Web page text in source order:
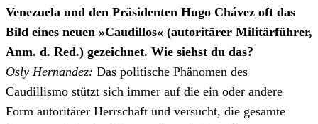
Venezuela und den Präsidenten Hugo Chávez oft das
Bild eines neuen »Caudillos« (autoritärer Militärführer,
Anm. d. Red.) gezeichnet. Wie siehst du das?
Osly Hernandez: Das politische Phänomen des
Caudillismo stützt sich immer auf die ein oder andere
Form autoritärer Herrschaft und versucht, die gesamte